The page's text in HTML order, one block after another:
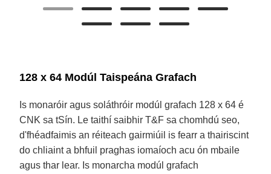
128 x 64 Modúl Taispeána Grafach
Is monaróir agus soláthróir modúl grafach 128 x 64 é
CNK sa tSín. Le taithí saibhir T&F sa chomhdú seo,
d'fhéadfaimis an réiteach gairmiúil is fearr a thairiscint
do chliaint a bhfuil praghas iomaíoch acu ón mbaile
agus thar lear. Is monarcha modúl grafach